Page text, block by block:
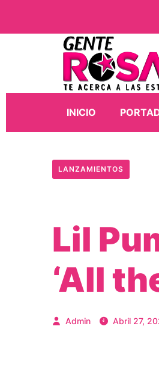
INICIO
LANZAMIENTOS
Lil
‘All
Admin Abril 27,